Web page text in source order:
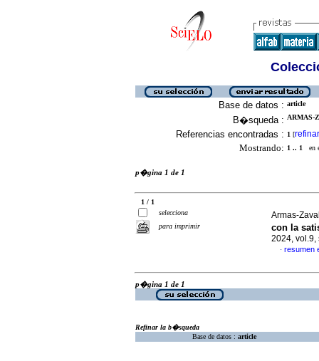
Base de datos : article
B�squeda : ARMAS-
Referencias encontradas : 1 [refinar
Mostrando: 1 .. 1 en
p�gina 1 de 1
1 / 1
selecciona
para imprimir
Armas-
con la
2024, vol.9,
· resumen
p�gina 1 de 1
Refinar la b�squeda
Base de datos : article